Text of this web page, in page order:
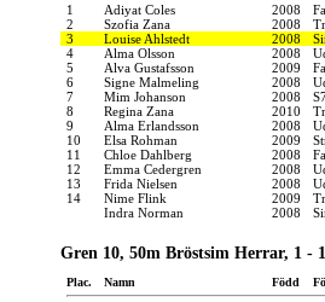
1 Adiyat Coles 2008
2
Szofia Zana 2008
3
Louise Ahlstedt 2008
4
Alma Olsson 2008
5
Alva Gustafsson 2009
6
Signe Malmeling 2008
7
Mim Johanson 2008
8
Regina Zana 2010
9
Alma Erlandsson 2008
10
Elsa Rohman 2009
11
Chloe Dahlberg 2008
12
Emma Cedergren 2008
13
Frida Nielsen 2008
14
Nime Flink 2009
Indra Norman
2008
Gren 10, 50m Bröstsim Herrar, 1 -
Plac. Namn Född